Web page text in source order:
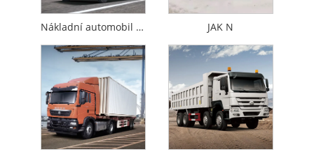
Nákladní automobil pro čistou energii JAK N